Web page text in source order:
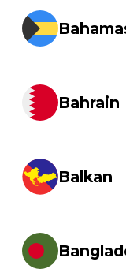
Bahrain
Balkan